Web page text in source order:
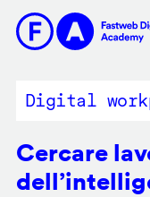
contenuto
Digital
Cercare